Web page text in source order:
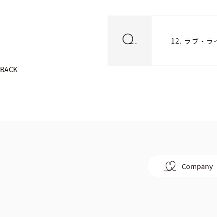
12. ラブ・ラ
BACK
Company